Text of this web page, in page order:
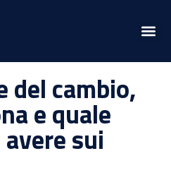
del cambio,
e quale
sui